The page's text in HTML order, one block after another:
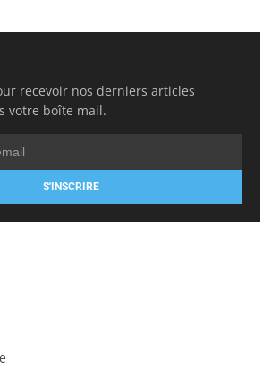
recevoir nos derniers articles
votre boîte mail.
S'INSCRIRE